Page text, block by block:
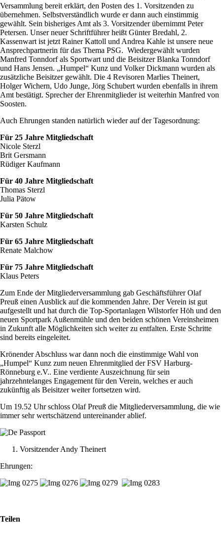
Versammlung bereit erklärt, den Posten des 1. Vorsitzenden zu
übernehmen. Selbstverständlich wurde er dann auch einstimmig
gewählt. Sein bisheriges Amt als 3. Vorsitzender übernimmt Peter
Petersen. Unser neuer Schriftführer heißt Günter Bredahl, 2.
Kassenwart ist jetzt Rainer Kattoll und Andrea Kahle ist unsere neue
Ansprechpartnerin für das Thema PSG. Wiedergewählt wurden
Manfred Tonndorf als Sportwart und die Beisitzer Blanka Tonndorf
und Hans Jensen. „Humpel“ Kunz und Volker Dickmann wurden als
zusätzliche Beisitzer gewählt. Die 4 Revisoren Marlies Theinert,
Holger Wichern, Udo Junge, Jörg Schubert wurden ebenfalls in ihrem
Amt bestätigt. Sprecher der Ehrenmitglieder ist weiterhin Manfred von
Soosten.
Auch Ehrungen standen natürlich wieder auf der Tagesordnung:
Für 25 Jahre Mitgliedschaft
Nicole Sterzl
Brit Gersmann
Rüdiger Kaufmann
Für 40 Jahre Mitgliedschaft
Thomas Sterzl
Julia Pätow
Für 50 Jahre Mitgliedschaft
Karsten Schulz
Für 65 Jahre Mitgliedschaft
Renate Malchow
Für 75 Jahre Mitgliedschaft
Klaus Peters
Zum Ende der Mitgliederversammlung gab Geschäftsführer Olaf
Preuß einen Ausblick auf die kommenden Jahre. Der Verein ist gut
aufgestellt und hat durch die Top-Sportanlagen Wilstorfer Höh und den
neuen Sportpark Außenmühle und den beiden schönen Vereinsheimen
in Zukunft alle Möglichkeiten sich weiter zu entfalten. Erste Schritte
sind bereits eingeleitet.
Krönender Abschluss war dann noch die einstimmige Wahl von
„Humpel“ Kunz zum neuen Ehrenmitglied der FSV Harburg-
Rönneburg e.V.. Eine verdiente Auszeichnung für sein
jahrzehntelanges Engagement für den Verein, welches er auch
zukünftig als Beisitzer weiter fortsetzen wird.
Um 19.52 Uhr schloss Olaf Preuß die Mitgliederversammlung, die wie
immer sehr wertschätzend untereinander ablief.
Vorsitzender Andy Theinert
Ehrungen:
Teilen